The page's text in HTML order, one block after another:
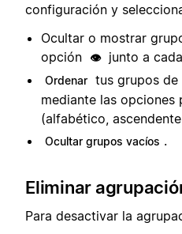
configuración y
Ocultar o mostrar
opción
👁️ junto a
Ordenar tus grupos de
mediante las opciones
(alfabético,
Ocultar grupos vacíos .
Eliminar
Para desactivar la